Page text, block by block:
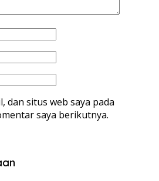
dan situs web saya pada
saya berikutnya.